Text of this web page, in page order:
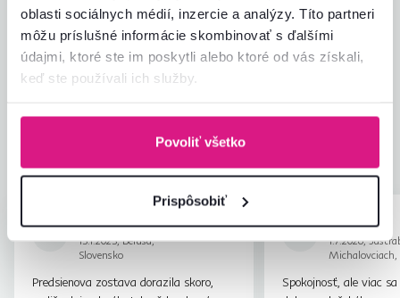
oblasti sociálnych médií, inzercie a analýzy. Títo partneri
môžu príslušné informácie skombinovať s ďalšími
údajmi, ktoré ste im poskytli alebo ktoré od vás získali,
keď ste používali ich služby.
Povoliť všetko
Prispôsobiť
Hodnotenia produktu
4,6
Jednoduchosť montáže
Zodpovedá očakávaniam
4,6
Zabalenie výrobku
Adriána B.
15.1.2025, Beluša,
Slovensko
5hviezdičiek
Predsienova zostava dorazila skoro,
Anonym
1.7.2026,
Michalovciach,
Spokojnosť, ale viac